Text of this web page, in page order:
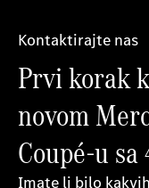
Kontaktirajte nas
Prvi korak
novom
Coupé-u
Imate li bilo